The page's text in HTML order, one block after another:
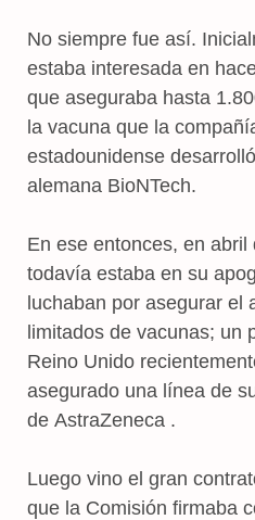
No siempre fue así.
estaba interesada en
que aseguraba hasta
la vacuna que la
estadounidense
alemana BioNTech.
En ese entonces, en
todavía estaba en su
luchaban por asegurar el
limitados de vacunas; un
Reino Unido
asegurado una línea de
de AstraZeneca .
Luego vino el gran
que la Comisión firmaba